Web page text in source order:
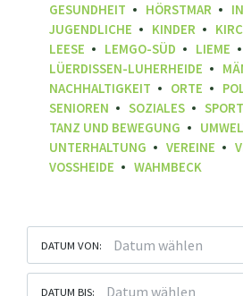
GESUNDHEIT
HÖRSTMAR
JUGENDLICHE
KINDER
LEESE
LEMGO-SÜD
LIEME
LÜERDISSEN-LUHERHEIDE
NACHHALTIGKEIT
ORTE
SENIOREN
SOZIALES
SPORT
TANZ UND BEWEGUNG
UNTERHALTUNG
VEREINE
VOSSHEIDE
WAHMBECK
DATUM VON:
DATUM BIS: